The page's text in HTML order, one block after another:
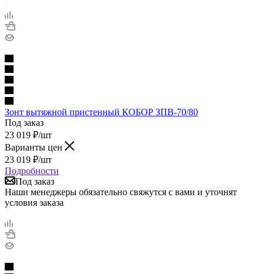
Зонт вытяжной пристенный КОБОР ЗПВ-70/80
Под заказ
23 019 ₽/шт
Варианты цен
23 019 ₽/шт
Подробности
Под заказ
Наши менеджеры обязательно свяжутся с вами и уточнят
условия заказа